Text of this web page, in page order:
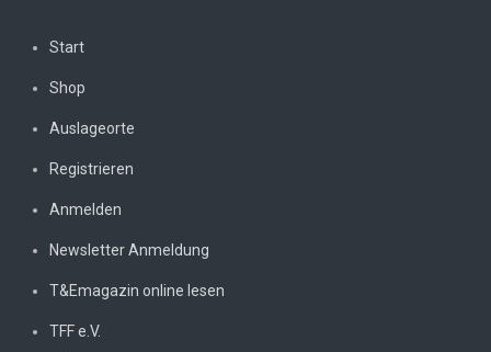
Start
Shop
Auslageorte
Registrieren
Anmelden
Newsletter Anmeldung
T&Emagazin online lesen
TFF e.V.